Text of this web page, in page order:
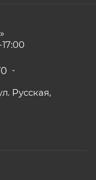
Русская,